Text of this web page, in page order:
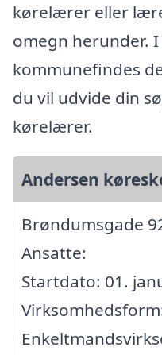
kørelærer eller
omegn herunder. I
kommunefindes
du vil udvide din
kørelærer.
Andersen
Brøndumsgade
Ansatte:
Startdato: 01.